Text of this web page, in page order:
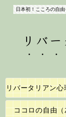
日本初！こころの自
リバ
ココロの自由